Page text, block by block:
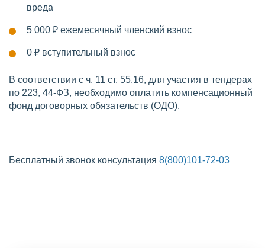
вреда
5 000 ₽ ежемесячный членский взнос
0 ₽ вступительный взнос
В соответствии с ч. 11 ст. 55.16, для участия в тендерах
по 223, 44-ФЗ, необходимо оплатить компенсационный
фонд договорных обязательств (ОДО).
Бесплатный звонок консультация 8(800)101-72-03